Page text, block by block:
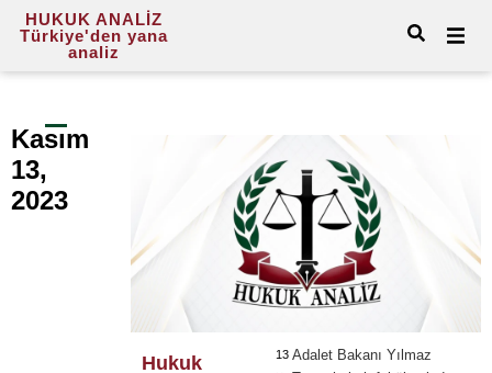
HUKUK ANALİZ
Türkiye'den yana
analiz
Kasım
13,
2023
Hukuk
13 Adalet Bakanı Yılmaz